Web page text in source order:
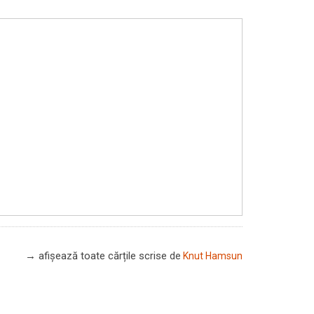
→ afișează toate cărțile scrise de Knut Hamsun